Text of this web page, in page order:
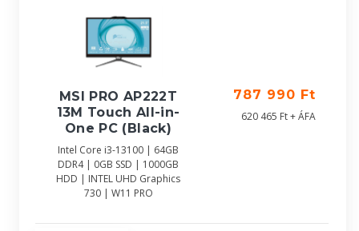
MSI PRO AP222T
13M Touch All-in-
One PC (Black)
Intel Core i3-13100 | 64GB
DDR4 | 0GB SSD | 1000GB
HDD | INTEL UHD Graphics
730 | W11 PRO
787 990 Ft
620 465 Ft + ÁFA